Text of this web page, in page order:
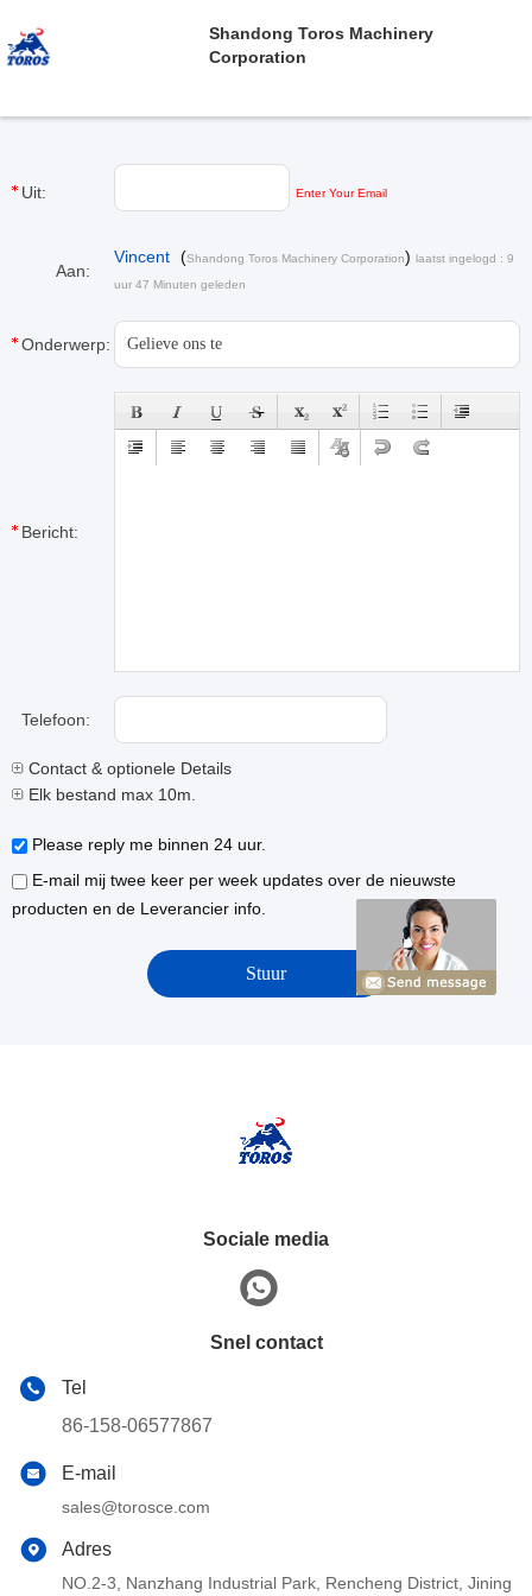
Shandong Toros Machinery
Corporation
Uit: Enter Your Email
Aan:
Vincent (Shandong Toros Machinery Corporation) laatst ingelogd : 9
uur 47 Minuten geleden
Onderwerp:
Bericht:
Telefoon:
Contact & optionele Details
Elk bestand max 10m.
Please reply me binnen 24 uur.
E-mail mij twee keer per week updates over de nieuwste
producten en de Leverancier info.
Sociale media
Snel contact
Tel
86-158-06577867
E-mail
sales@torosce.com
Adres
NO.2-3, Nanzhang Industrial Park, Rencheng District, Jining